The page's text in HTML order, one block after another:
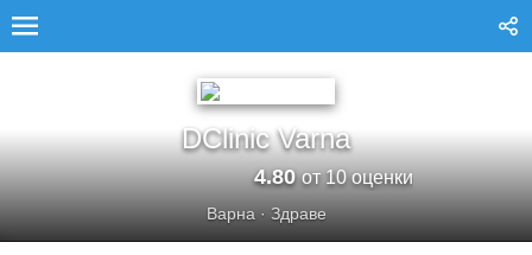
DClinic Varna
4.80от 10 оценки
Варна· Здраве